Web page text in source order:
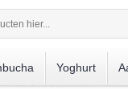
Yoghurt